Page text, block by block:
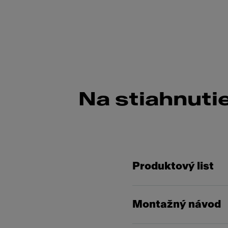
Na
Produktový list
Montažný návod